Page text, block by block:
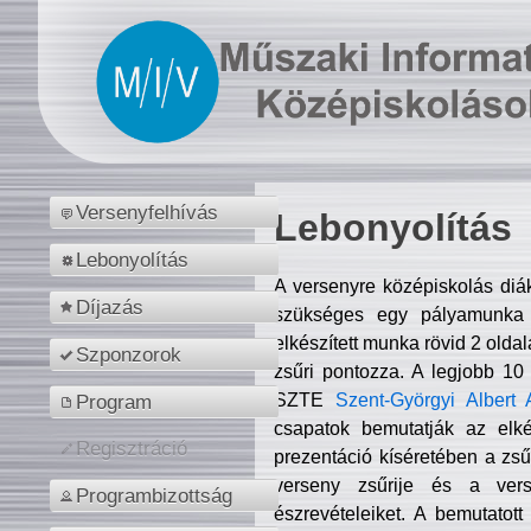
Versenyfelhívás
Lebonyolítás
Díjazás
Szponzorok
Program
Regisztráció
Programbizottság
Lebonyolítás
A versenyre középiskolás
szükséges egy
elkészített munka rövid 2
zsűri pontozza. A legjobb
SZTE Szent-Györgyi Albert
csapatok bemutatják az
prezentáció kíséretében a
verseny zsűrije és a
észrevételeiket. A